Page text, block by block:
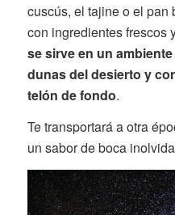
cuscús, el tajine o el pan
con ingredientes frescos
se sirve en un
dunas del desierto y
telón de fondo.
Te transportará a otra
un sabor de boca